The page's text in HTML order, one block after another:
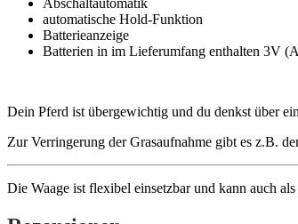
automatische Hold-Funktion
Batterieanzeige
Batterien in im Lieferumfang enthalten 3V
Dein Pferd ist übergewichtig und du denkst über
Zur Verringerung der Grasaufnahme gibt es z.B.
Die Waage ist flexibel einsetzbar und kann auch